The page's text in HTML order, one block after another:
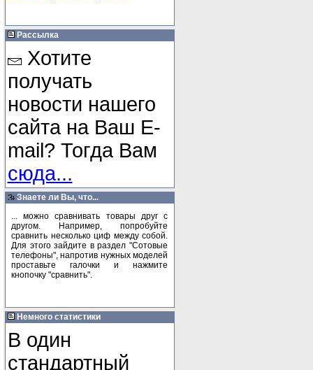
Рассылка
Хотите
получать
новости нашего
сайта на Ваш E-
mail? Тогда Вам
сюда...
Знаете ли Вы, что...
... можно сравнивать товары друг с
другом. Например, попробуйте
сравнить несколько циф между собой.
Для этого зайдите в раздел "Сотовые
телефоны", напротив нужных моделей
проставьте галочки и нажмите
кнопочку "сравнить".
Немного статистики
В один
стандартный